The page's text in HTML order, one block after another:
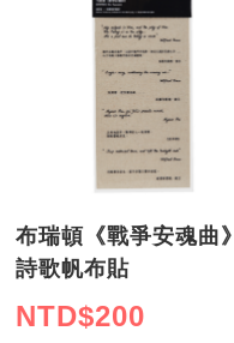
布瑞頓《戰爭安魂曲》
詩歌帆布貼
NTD$200